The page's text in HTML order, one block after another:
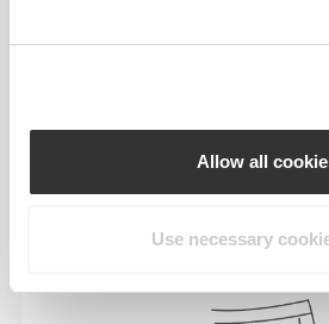
Allow all
Use necessary